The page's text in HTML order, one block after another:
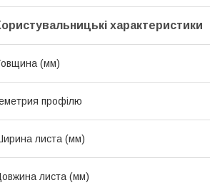
характеристики
(мм)
профілю
листа (мм)
листа (мм)